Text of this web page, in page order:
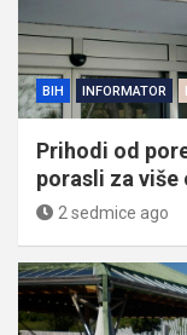
BIH INFORMATOR
Prihodi od
porasli za više
2 sedmice ago